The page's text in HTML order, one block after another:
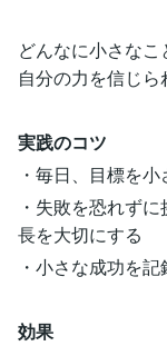
どんなに小さなこ
自分の力を信じら
実践のコツ
・毎日、目標を
・失敗を恐れず
長を大切にする
・小さな成功を
効果